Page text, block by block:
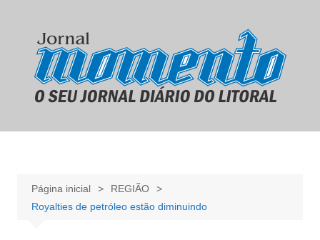
conteúdo
Página inicial
REGIÃO
Royalties de petróleo estão diminuindo